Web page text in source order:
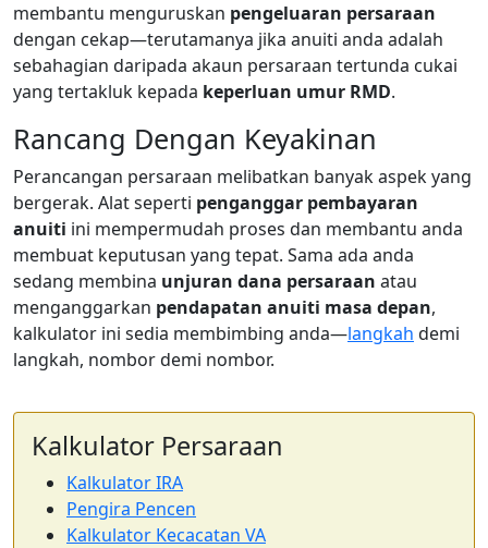
membantu menguruskan pengeluaran persaraan
dengan cekap—terutamanya jika anuiti anda adalah
sebahagian daripada akaun persaraan tertunda cukai
yang tertakluk kepada keperluan umur RMD.
Rancang Dengan Keyakinan
Perancangan persaraan melibatkan banyak aspek yang
bergerak. Alat seperti penganggar pembayaran
anuiti ini mempermudah proses dan membantu anda
membuat keputusan yang tepat. Sama ada anda
sedang membina unjuran dana persaraan atau
menganggarkan pendapatan anuiti masa depan,
kalkulator ini sedia membimbing anda—langkah demi
langkah, nombor demi nombor.
Kalkulator Persaraan
Kalkulator IRA
Pengira Pencen
Kalkulator Kecacatan VA